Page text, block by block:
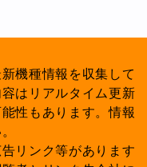
機種情報を収集して
はリアルタイム更新
性もあります。情報
リンク等があります